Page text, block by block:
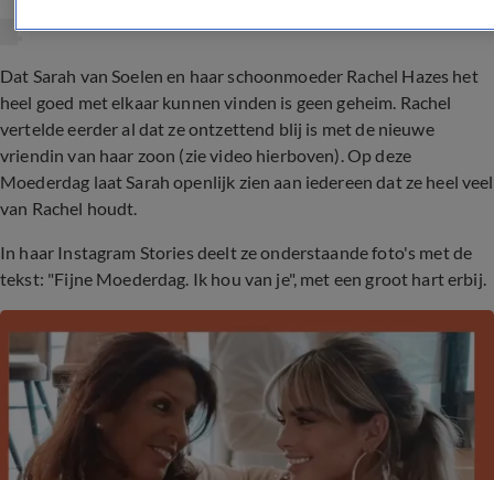
Dat Sarah van Soelen en haar schoonmoeder Rachel Hazes het
heel goed met elkaar kunnen vinden is geen geheim. Rachel
vertelde eerder al dat ze ontzettend blij is met de nieuwe
vriendin van haar zoon (zie video hierboven). Op deze
Moederdag laat Sarah openlijk zien aan iedereen dat ze heel veel
van Rachel houdt.
In haar Instagram Stories deelt ze onderstaande foto's met de
tekst: "Fijne Moederdag. Ik hou van je", met een groot hart erbij.